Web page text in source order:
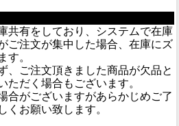
共有をしており、システムで在庫
ご注文が集中した場合、在庫にズ
す。
、ご注文頂きました商品が欠品と
ただく場合もございます。
合がございますがあらかじめご了
くお願い致します。